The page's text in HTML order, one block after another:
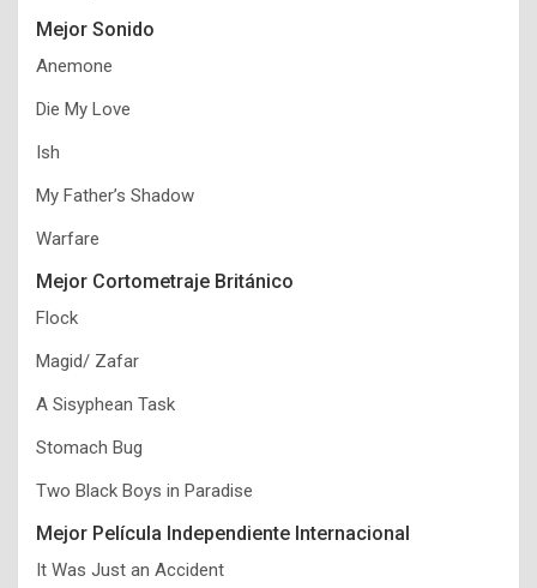
Mejor Sonido
Anemone
Die My Love
Ish
My Father’s Shadow
Warfare
Mejor Cortometraje Británico
Flock
Magid/ Zafar
A Sisyphean Task
Stomach Bug
Two Black Boys in Paradise
Mejor Película Independiente Internacional
It Was Just an Accident